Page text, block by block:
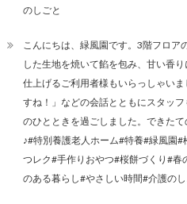
のしごと
こんにちは、緑風園です。3階フロア
した生地を焼いて餡を包み、甘い香
仕上げるご利用者様もいらっしゃい
すね！」などの会話とともにスタッ
のひとときを過ごしました。できた
♪#特別養護老人ホーム#特養#緑風園
つレク#手作りおやつ#桜餅づくり#
のある暮らし#やさしい時間#介護のし